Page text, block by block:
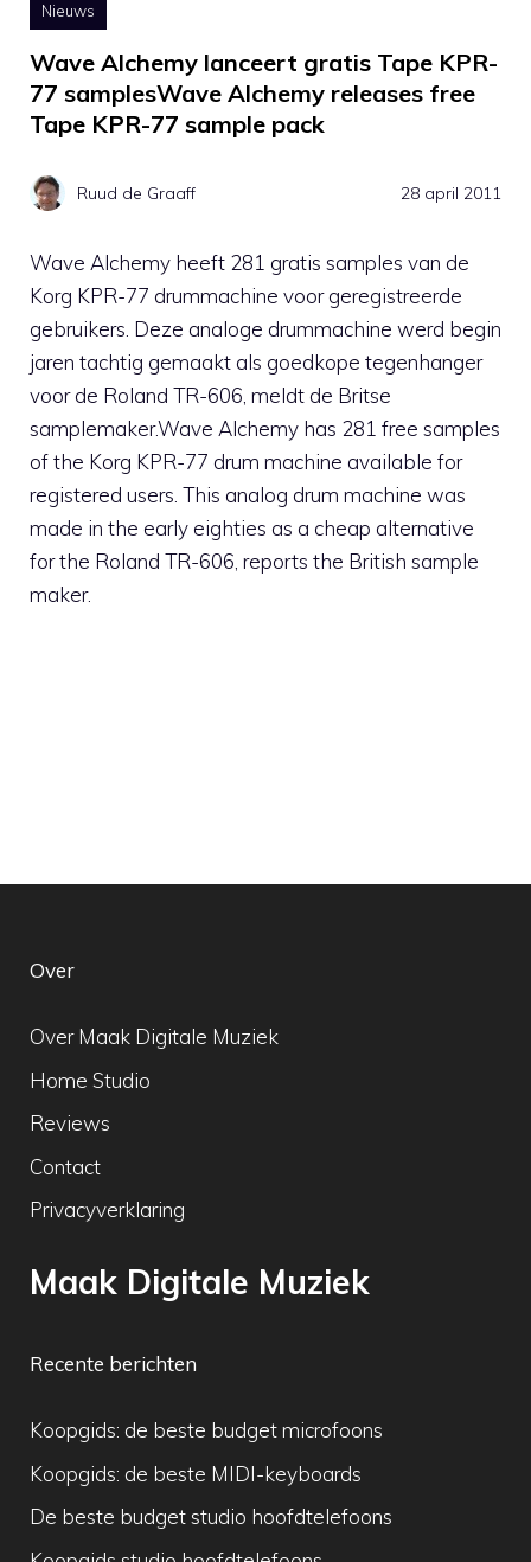
Nieuws
Wave Alchemy lanceert gratis Tape KPR-
77 samplesWave Alchemy releases free
Tape KPR-77 sample pack
Ruud de Graaff 28 april 2011
Wave Alchemy heeft 281 gratis samples van de
Korg KPR-77 drummachine voor geregistreerde
gebruikers. Deze analoge drummachine werd begin
jaren tachtig gemaakt als goedkope tegenhanger
voor de Roland TR-606, meldt de Britse
samplemaker.Wave Alchemy has 281 free samples
of the Korg KPR-77 drum machine available for
registered users. This analog drum machine was
made ​​in the early eighties as a cheap alternative
for the Roland TR-606, reports the British sample
maker.
Over
Over Maak Digitale Muziek
Home Studio
Reviews
Contact
Privacyverklaring
Maak Digitale Muziek
Recente berichten
Koopgids: de beste budget microfoons
Koopgids: de beste MIDI-keyboards
De beste budget studio hoofdtelefoons